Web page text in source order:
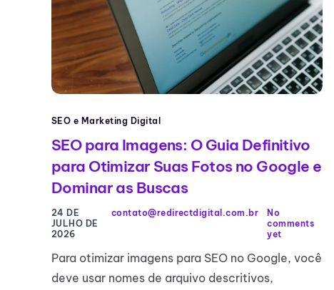
SEO e Marketing Digital
SEO para Imagens: O Guia Definitivo
para Otimizar Suas Fotos no Google e
Dominar as Buscas
24 DE
JULHO DE
2026
contato@redirectdigital.com.br
No
comments
yet
Para otimizar imagens para SEO no Google, você
deve usar nomes de arquivo descritivos,